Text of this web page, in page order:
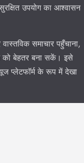
उपयोग का आश्वासन
समाचार पहुँचाना,
बेहतर बना सकें। इसे
प्लेटफॉर्म के रूप में देखा